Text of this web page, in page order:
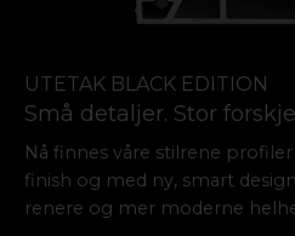
UTETAK BLACK EDITION
Små detaljer. Stor
Nå finnes våre stilrene
finish og med ny, smart
renere og mer moderne